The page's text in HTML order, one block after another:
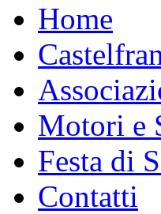
Home
Motori e
Festa di
Contatti